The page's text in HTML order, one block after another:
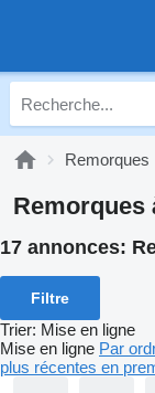
Remorques
Remorques
17 annonces:
Filtre
Trier: Mise en ligne
Mise en ligne Par
plus récentes en